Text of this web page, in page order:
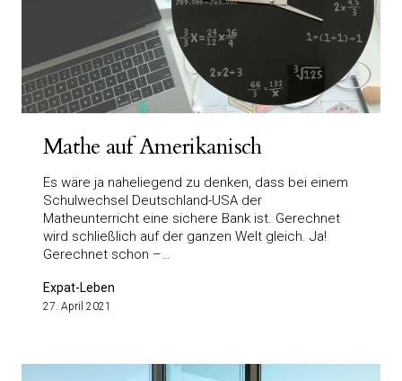
Mathe auf Amerikanisch
Es wäre ja naheliegend zu denken, dass bei einem
Schulwechsel Deutschland-USA der
Matheunterricht eine sichere Bank ist. Gerechnet
wird schließlich auf der ganzen Welt gleich. Ja!
Gerechnet schon –…
Expat-Leben
27. April 2021